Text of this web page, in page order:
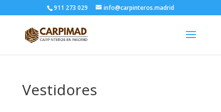
911 273 029 info@carpinteros.madrid
Vestidores